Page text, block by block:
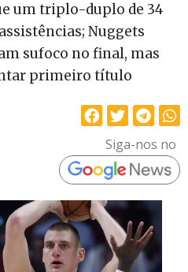
um triplo-duplo de 34
Nuggets
sufoco no final, mas
primeiro título
Siga-nos no